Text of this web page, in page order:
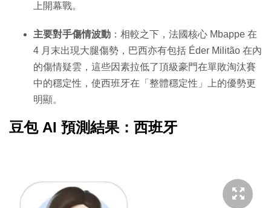
上開幕戰。
主要對手傷情波動 ：相較之下，法國核心 Mbappe 在
4 月末出現大腿傷勢，巴西亦有包括 Éder Militão 在內
的傷情疑雲，這些因素拉低了頂級豪門在單敗淘汰賽
中的穩定性，使西班牙在「整體穩定性」上的優勢更
明顯。
豆包 AI 預測結果：西班牙